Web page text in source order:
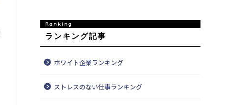
ランキング記事
ホワイト企業ランキング
ストレスのない仕事ランキング